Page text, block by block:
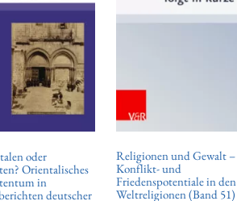
oder
Orientalisches
in
deutscher
Religionen und Gewalt –
Konflikt- und
Friedenspotentiale in den
Weltreligionen (Band 51)